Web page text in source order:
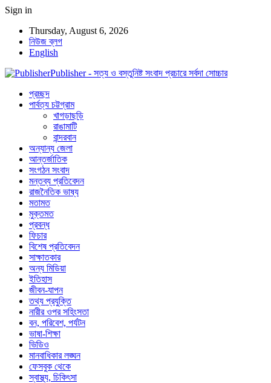
Sign in
Thursday, August 6, 2026
নিউজ ব্লগ
English
Publisher - সত্য ও বস্তুনিষ্ট সংবাদ প্রচারে সর্বদা সোচ্চার
প্রচ্ছদ
পার্বত্য চট্টগ্রাম
খাগড়াছড়ি
রাঙামাটি
বান্দরবান
অন্যান্য জেলা
আন্তর্জাতিক
সংগঠন সংবাদ
মন্তব্য প্রতিবেদন
রাজনৈতিক ভাষ্য
মতামত
মুক্তমত
প্রবন্ধ
ফিচার
বিশেষ প্রতিবেদন
সাক্ষাতকার
অন্য মিডিয়া
ইতিহাস
জীবন-যাপন
তথ্য প্রযুক্তি
নারীর ওপর সহিংসতা
বন, পরিবেশ, পর্যটন
ভাষা-শিক্ষা
ভিডিও
মানবাধিকার লঙ্ঘন
ফেসবুক থেকে
স্বাস্থ্য, চিকিৎসা